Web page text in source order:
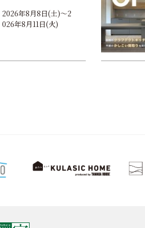
2026年8月8日(土)～2
026年8月11日(火)